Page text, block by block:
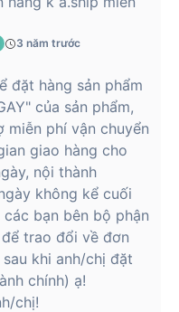
3 năm trước
đặt hàng sản phẩm
của sản phẩm,
miễn phí vận chuyển
giao hàng cho
nội thành
không kể cuối
bạn bên bộ phận
trao đổi về đơn
khi anh/chị đặt
chính) ạ!
chị!